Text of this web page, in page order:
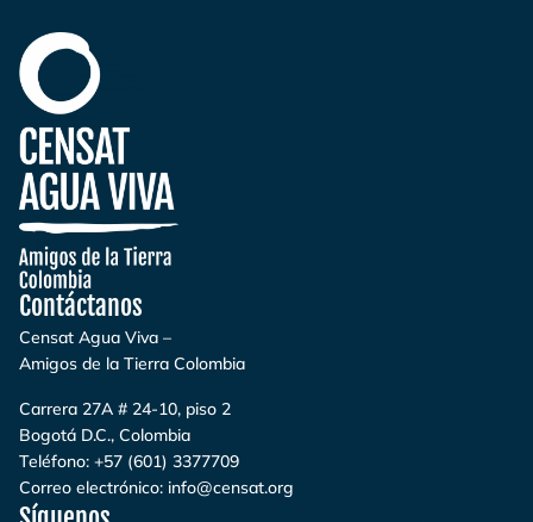
Contáctanos
Censat Agua Viva –
Amigos de la Tierra Colombia
Carrera 27A # 24-10, piso 2
Bogotá D.C., Colombia
Teléfono: +57 (601) 3377709
Correo electrónico: info@censat.org